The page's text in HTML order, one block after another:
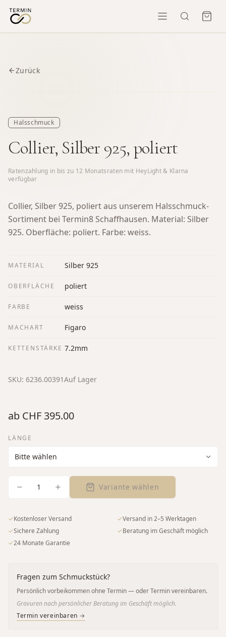
Zurück
Halsschmuck
Collier, Silber 925, poliert
Ratenzahlung in bis zu 12 Monatsraten mit HeyLight & Klarna
verfügbar
Collier, Silber 925, poliert aus unserem Halsschmuck-
Sortiment bei Termin8 Schaffhausen. Material: Silber
925. Oberfläche: poliert. Farbe: weiss.
MATERIAL Silber 925
OBERFLÄCHE poliert
FARBE weiss
MACHART Figaro
KETTENSTÄRKE 7.2mm
SKU: 6236.00391Auf Lager
ab CHF 395.00
LÄNGE
1 Variante wählen
✓Kostenloser Versand ✓Versand in 2–5 Werktagen
✓Sichere Zahlung ✓Beratung im Geschäft möglich
✓24 Monate Garantie
Fragen zum Schmuckstück?
Persönlich vorbeikommen ohne Termin — oder Termin vereinbaren.
Gravuren nach persönlicher Beratung im Geschäft möglich.
Termin vereinbaren →